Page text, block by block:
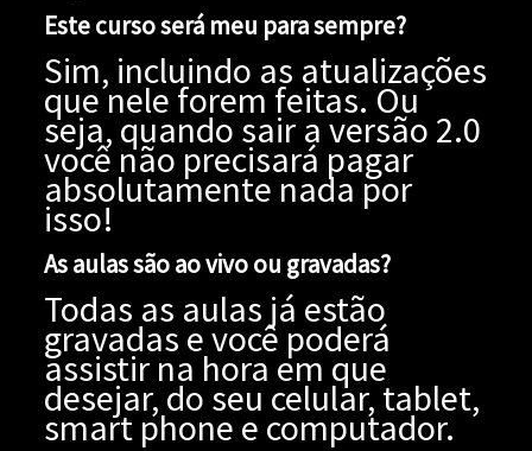
Este curso será meu para sempre?
Sim, incluindo as atualizações
que nele forem feitas. Ou
seja, quando sair a versão 2.0
você não precisará pagar
absolutamente nada por
isso!
As aulas são ao vivo ou gravadas?
Todas as aulas já estão
gravadas e você poderá
assistir na hora em que
desejar, do seu celular, tablet,
smart phone e computador.